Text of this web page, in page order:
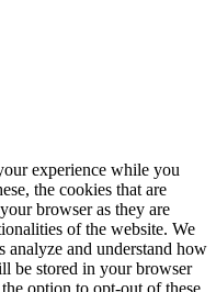
experience while you
the cookies that are
browser as they are
of the website. We
analyze and understand how
be stored in your browser
option to opt-out of these